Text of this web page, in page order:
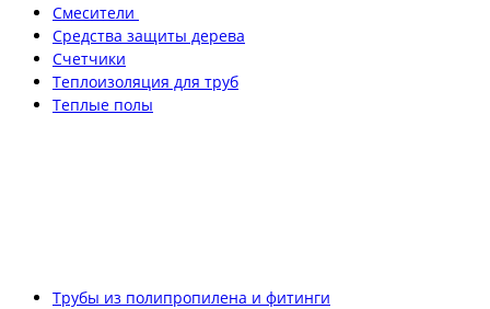
Смесители
Средства защиты дерева
Счетчики
Теплоизоляция для труб
Теплые полы
Трубы из полипропилена и фитинги